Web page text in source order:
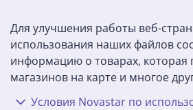
Для улучшения работы веб-
использования наших файлов
информацию о товарах, которая
магазинов на карте и многое
Условия Novastar по
дому
сеть Wi-Fi, улучшая силу
подключением в каждой комнате.
5
и работает на частотах 2,4 ГГц и 5
больших файлов.